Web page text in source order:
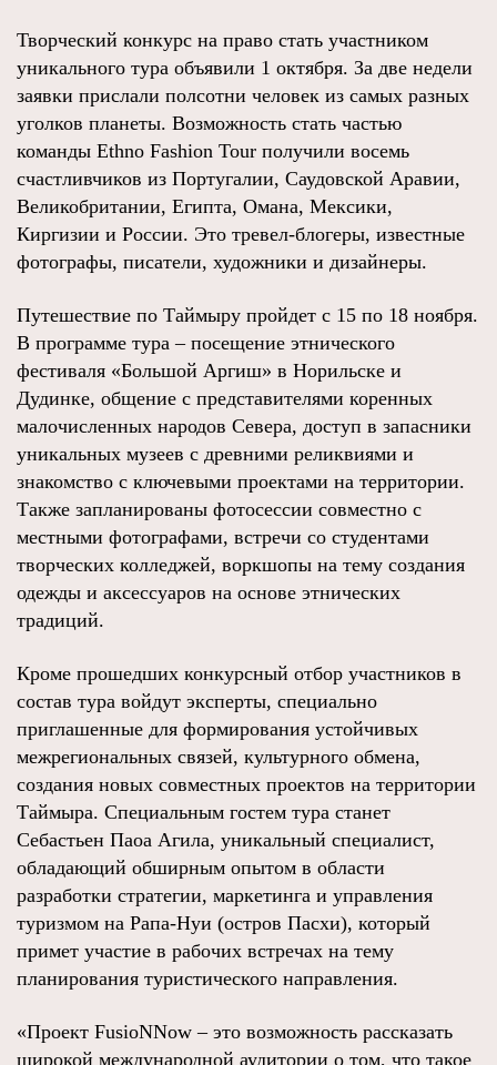
Творческий конкурс на право стать участником
уникального тура объявили 1 октября. За две недели
заявки прислали полсотни человек из самых разных
уголков планеты. Возможность стать частью
команды Ethno Fashion Tour получили восемь
счастливчиков из Португалии, Саудовской Аравии,
Великобритании, Египта, Омана, Мексики,
Киргизии и России. Это тревел-блогеры, известные
фотографы, писатели, художники и дизайнеры.
Путешествие по Таймыру пройдет с 15 по 18 ноября.
В программе тура – посещение этнического
фестиваля «Большой Аргиш» в Норильске и
Дудинке, общение с представителями коренных
малочисленных народов Севера, доступ в запасники
уникальных музеев с древними реликвиями и
знакомство с ключевыми проектами на территории.
Также запланированы фотосессии совместно с
местными фотографами, встречи со студентами
творческих колледжей, воркшопы на тему создания
одежды и аксессуаров на основе этнических
традиций.
Кроме прошедших конкурсный отбор участников в
состав тура войдут эксперты, специально
приглашенные для формирования устойчивых
межрегиональных связей, культурного обмена,
создания новых совместных проектов на территории
Таймыра. Специальным гостем тура станет
Себастьен Паоа Агила, уникальный специалист,
обладающий обширным опытом в области
разработки стратегии, маркетинга и управления
туризмом на Рапа-Нуи (остров Пасхи), который
примет участие в рабочих встречах на тему
планирования туристического направления.
«Проект FusioNNow – это возможность рассказать
широкой международной аудитории о том, что такое